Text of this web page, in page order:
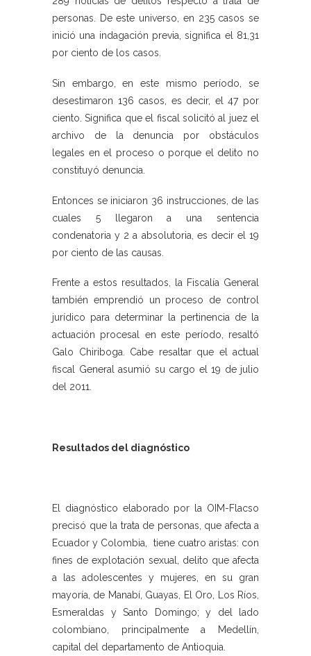
personas. De este universo, en 235 casos se
inició una indagación previa, significa el 81,31
por ciento de los casos.
Sin embargo, en este mismo período, se
desestimaron 136 casos, es decir, el 47 por
ciento. Significa que el fiscal solicitó al juez el
archivo de la denuncia por obstáculos
legales en el proceso o porque el delito no
constituyó denuncia.
Entonces se iniciaron 36 instrucciones, de las
cuales 5 llegaron a una sentencia
condenatoria y 2 a absolutoria, es decir el 19
por ciento de las causas.
Frente a estos resultados, la Fiscalía General
también emprendió un proceso de control
jurídico para determinar la pertinencia de la
actuación procesal en este período, resaltó
Galo Chiriboga. Cabe resaltar que el actual
fiscal General asumió su cargo el 19 de julio
del 2011.
Resultados del diagnóstico
El diagnóstico elaborado por la OIM-Flacso
precisó que la trata de personas, que afecta a
Ecuador y Colombia, tiene cuatro aristas: con
fines de explotación sexual, delito que afecta
a las adolescentes y mujeres, en su gran
mayoría, de Manabí, Guayas, El Oro, Los Ríos,
Esmeraldas y Santo Domingo; y del lado
colombiano, principalmente a Medellín,
capital del departamento de Antioquia.